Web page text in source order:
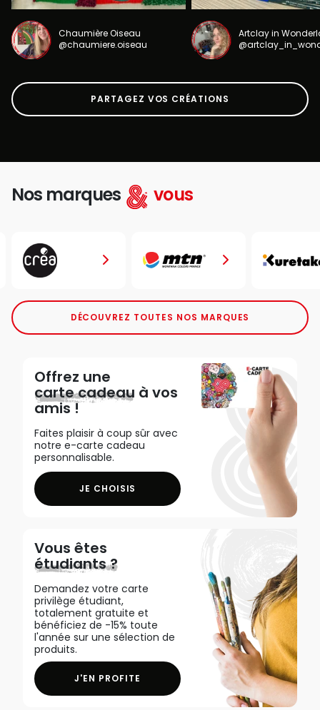
Chaumière Oiseau
@chaumiere.oiseau
Artclay in
PARTAGEZ VOS CRÉATIONS
Nos marques vous
DÉCOUVREZ TOUTES NOS MARQUES
Offrez une
carte cadeau à vos
amis !
Faites plaisir à coup sûr avec
notre e-carte cadeau
personnalisable.
JE CHOISIS
Vous êtes
étudiants ?
Demandez votre carte
privilège étudiant,
totalement gratuite et
bénéficiez de -15% toute
l'année sur une sélection de
produits.
J'EN PROFITE